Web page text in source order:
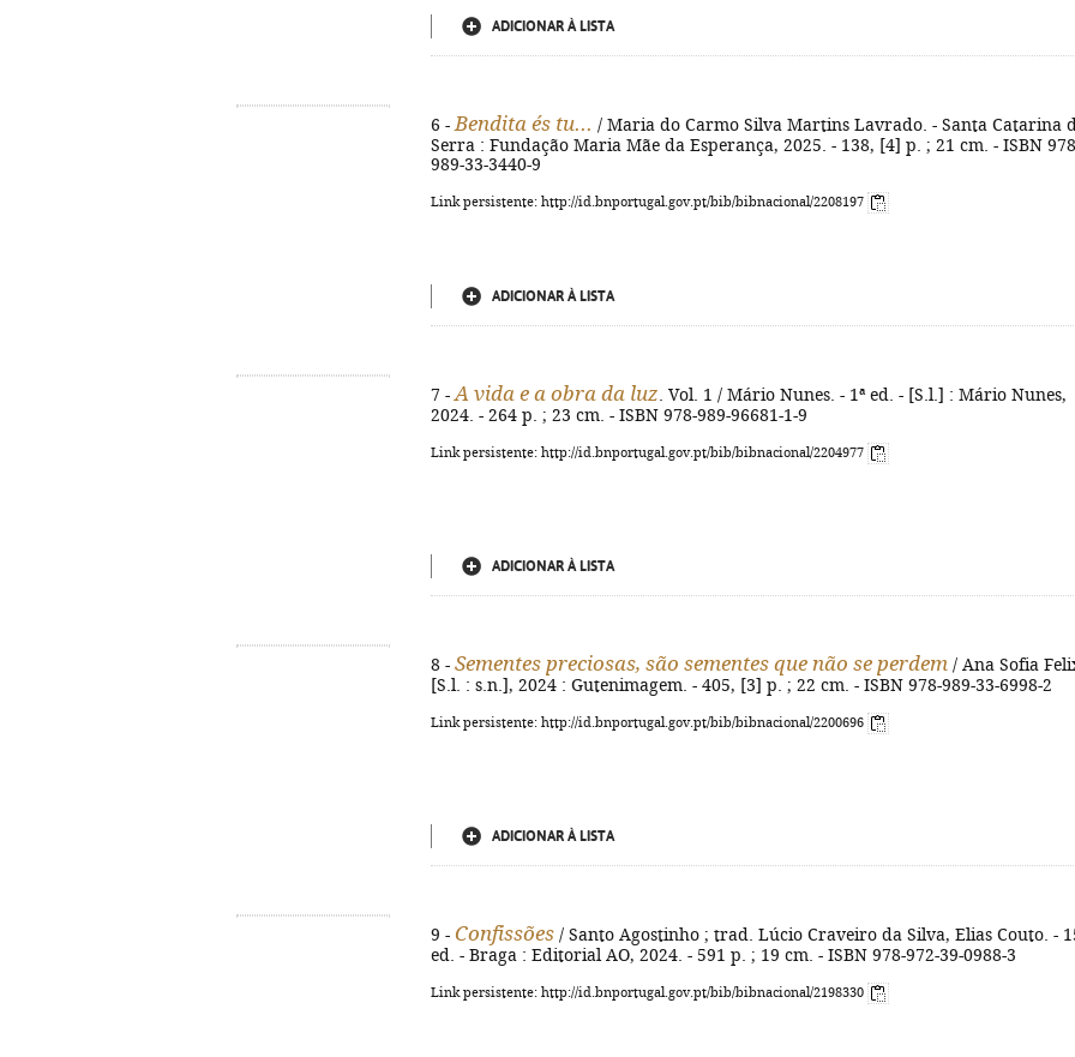
ADICIONAR À LISTA
6 - Bendita és tu... / Maria do Carmo Silva Martins Lavrado. - Santa Catarina
Serra : Fundação Maria Mãe da Esperança, 2025. - 138, [4] p. ; 21 cm. - ISBN
989-33-3440-9
Link persistente: http://id.bnportugal.gov.pt/bib/bibnacional/2208197
ADICIONAR À LISTA
7 - A vida e a obra da luz . Vol. 1 / Mário Nunes. - 1ª ed. - [S.l.] : Mário Nunes,
2024. - 264 p. ; 23 cm. - ISBN 978-989-96681-1-9
Link persistente: http://id.bnportugal.gov.pt/bib/bibnacional/2204977
ADICIONAR À LISTA
8 - Sementes preciosas, são sementes que não se perdem / Ana Sofia
[S.l. : s.n.], 2024 : Gutenimagem. - 405, [3] p. ; 22 cm. - ISBN 978-989-33-6998-2
Link persistente: http://id.bnportugal.gov.pt/bib/bibnacional/2200696
ADICIONAR À LISTA
9 - Confissões / Santo Agostinho ; trad. Lúcio Craveiro da Silva, Elias Couto. -
ed. - Braga : Editorial AO, 2024. - 591 p. ; 19 cm. - ISBN 978-972-39-0988-3
Link persistente: http://id.bnportugal.gov.pt/bib/bibnacional/2198330